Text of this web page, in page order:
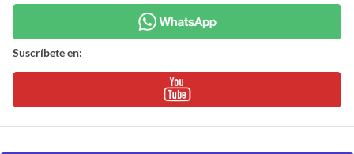
Suscríbete en: